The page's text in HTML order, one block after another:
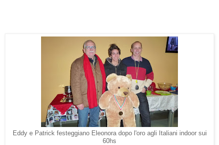
Eddy e Patrick festeggiano Eleonora dopo l'oro agli Italiani indoor sui
60hs